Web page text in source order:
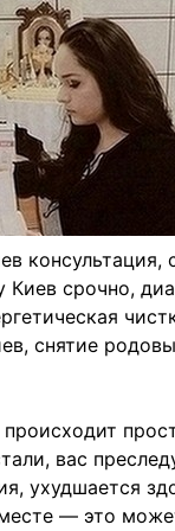
консультация,
Киев срочно,
снятие
вас
ухудшается
— это